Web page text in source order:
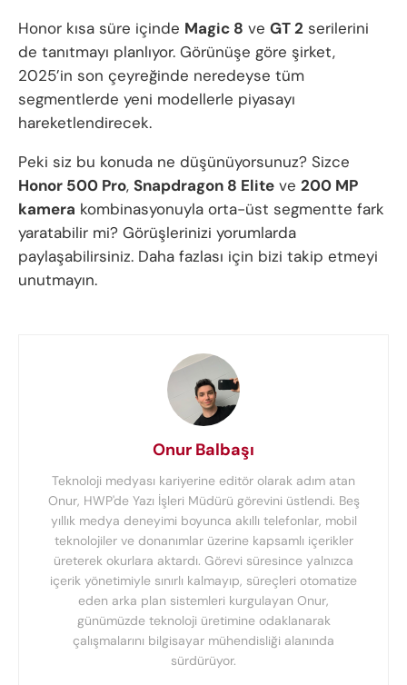
Honor kısa süre içinde Magic 8 ve GT 2 serilerini
de tanıtmayı planlıyor. Görünüşe göre şirket,
2025’in son çeyreğinde neredeyse tüm
segmentlerde yeni modellerle piyasayı
hareketlendirecek.
Peki siz bu konuda ne düşünüyorsunuz? Sizce
Honor 500 Pro, Snapdragon 8 Elite ve 200 MP
kamera kombinasyonuyla orta-üst segmentte fark
yaratabilir mi? Görüşlerinizi yorumlarda
paylaşabilirsiniz. Daha fazlası için bizi takip etmeyi
unutmayın.
Onur Balbaşı
Teknoloji medyası kariyerine editör olarak adım atan
Onur, HWP'de Yazı İşleri Müdürü görevini üstlendi. Beş
yıllık medya deneyimi boyunca akıllı telefonlar, mobil
teknolojiler ve donanımlar üzerine kapsamlı içerikler
üreterek okurlara aktardı. Görevi süresince yalnızca
içerik yönetimiyle sınırlı kalmayıp, süreçleri otomatize
eden arka plan sistemleri kurgulayan Onur,
günümüzde teknoloji üretimine odaklanarak
çalışmalarını bilgisayar mühendisliği alanında
sürdürüyor.